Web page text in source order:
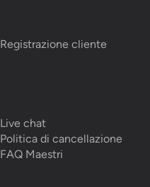
Registrazione cliente
Live chat
Politica di cancellazione
FAQ Maestri